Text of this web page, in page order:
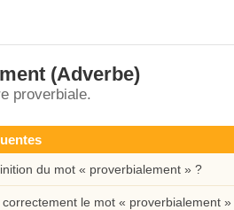
(Adverbe)
proverbiale.
du mot « proverbialement » ?
le mot « proverbialement »